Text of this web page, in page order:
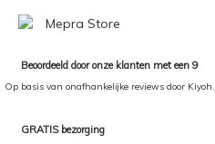
Beoordeeld door onze klanten met een 9
Op basis van onafhankelijke reviews door Kiyoh.
GRATIS bezorging